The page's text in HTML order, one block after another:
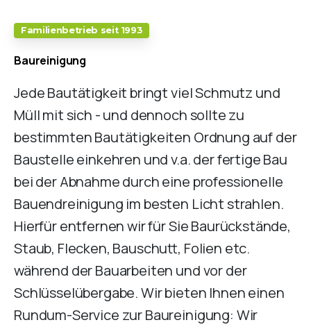
Familienbetrieb seit 1993
Baureinigung
Jede Bautätigkeit bringt viel Schmutz und
Müll mit sich - und dennoch sollte zu
bestimmten Bautätigkeiten Ordnung auf der
Baustelle einkehren und v.a. der fertige Bau
bei der Abnahme durch eine professionelle
Bauendreinigung im besten Licht strahlen.
Hierfür entfernen wir für Sie Baurückstände,
Staub, Flecken, Bauschutt, Folien etc.
während der Bauarbeiten und vor der
Schlüsselübergabe. Wir bieten Ihnen einen
Rundum-Service zur Baureinigung: Wir